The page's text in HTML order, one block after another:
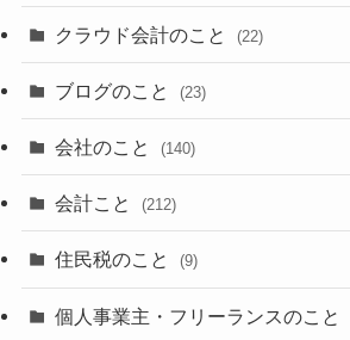
クラウド会計のこと (22)
ブログのこと (23)
会社のこと (140)
会計こと (212)
住民税のこと (9)
個人事業主・フリーランスのこと